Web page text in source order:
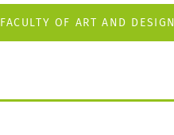
FACULTY OF ART AND DESIGN